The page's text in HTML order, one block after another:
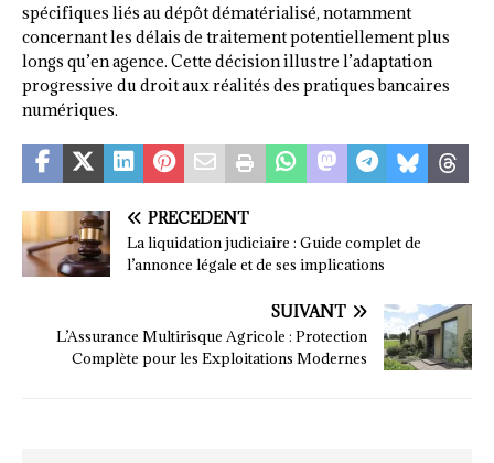
spécifiques liés au dépôt dématérialisé, notamment
concernant les délais de traitement potentiellement plus
longs qu’en agence. Cette décision illustre l’adaptation
progressive du droit aux réalités des pratiques bancaires
numériques.
PRÉCÉDENT
La liquidation judiciaire : Guide complet de
l’annonce légale et de ses implications
SUIVANT
L’Assurance Multirisque Agricole : Protection
Complète pour les Exploitations Modernes